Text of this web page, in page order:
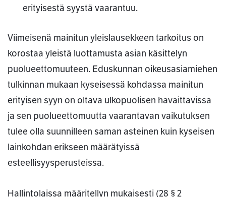
erityisestä syystä vaarantuu.
Viimeisenä mainitun yleislausekkeen tarkoitus on
korostaa yleistä luottamusta asian käsittelyn
puolueettomuuteen. Eduskunnan oikeusasiamiehen
tulkinnan mukaan kyseisessä kohdassa mainitun
erityisen syyn on oltava ulkopuolisen havaittavissa
ja sen puolueettomuutta vaarantavan vaikutuksen
tulee olla suunnilleen saman asteinen kuin kyseisen
lainkohdan erikseen määrätyissä
esteellisyysperusteissa.
Hallintolaissa määritellyn mukaisesti (28 § 2